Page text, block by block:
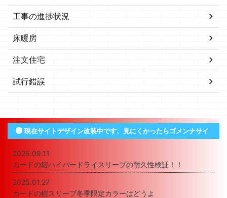
工事の進捗状況
床暖房
注文住宅
試行錯誤
現在サイトデザイン改装中です、見にくかったらゴメンナサイ
2025.09.11
カードの鎧ハイパードライスリーブの耐久性検証！！
2025.01.27
カードの鎧スリーブ冬季限定カラーはどうよ